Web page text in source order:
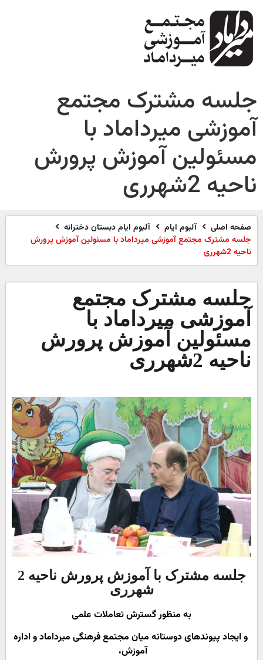
جلسه مشترک مجتمع
آموزشی میرداماد با
مسئولین آموزش پرورش
ناحیه 2شهرری
صفحه اصلی آلبوم ایام
آلبوم ایام دبستان دخترانه
جلسه مشترک مجتمع آموزشی میرداماد با مسئولین آموزش پرورش
ناحیه 2شهرری
جلسه مشترک مجتمع
آموزشی میرداماد با
مسئولین آموزش پرورش
ناحیه 2شهرری
جلسه مشترک با آموزش پرورش ناحیه 2
شهرری
به منظور گسترش تعاملات علمی
و ایجاد پیوندهای دوستانه میان مجتمع فرهنگی میرداماد و اداره
آموزش،